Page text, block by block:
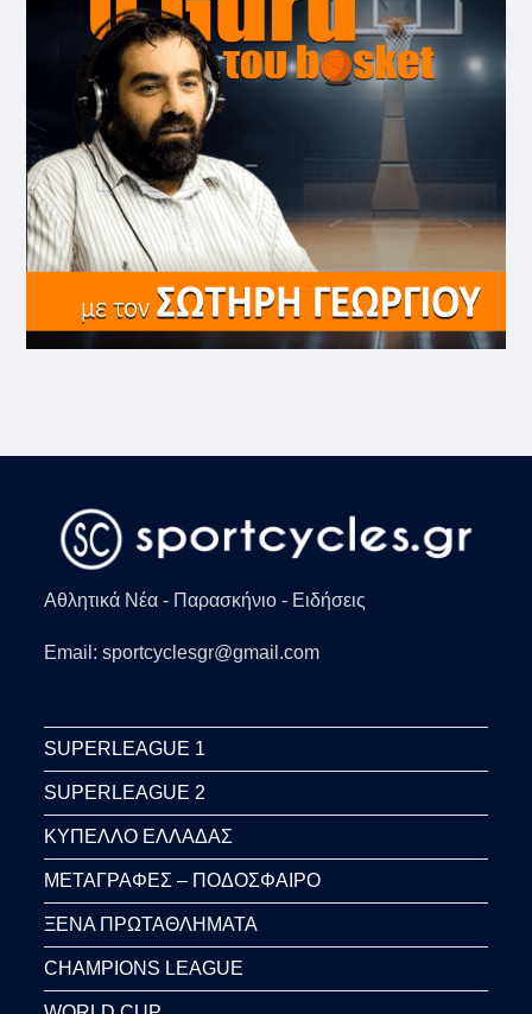
Αθλητικά Νέα - Παρασκήνιο - Ειδήσεις
Email: sportcyclesgr@gmail.com
SUPERLEAGUE 1
SUPERLEAGUE 2
ΚΥΠΕΛΛΟ ΕΛΛΑΔΑΣ
ΜΕΤΑΓΡΑΦΕΣ – ΠΟΔΟΣΦΑΙΡΟ
ΞΕΝΑ ΠΡΩΤΑΘΛΗΜΑΤΑ
CHAMPIONS LEAGUE